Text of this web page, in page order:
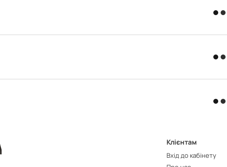
Клієнтам
Вхід до кабінету